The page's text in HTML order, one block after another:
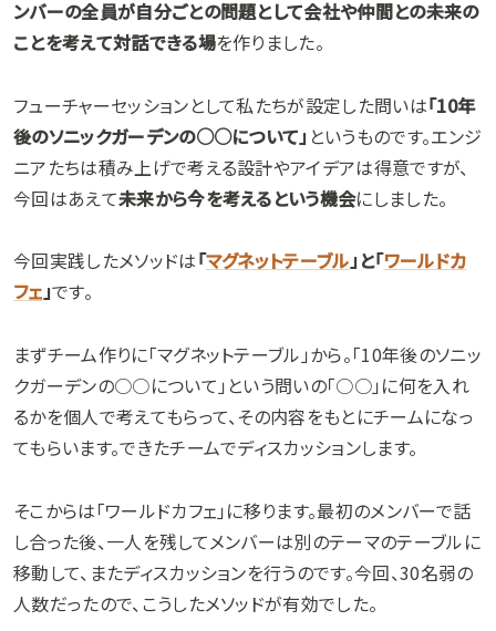
ンバーの全員が自分ごとの問題として会社や仲間との未来の
ことを考えて対話できる場を作りました。
フューチャーセッションとして私たちが設定した問いは「10年
後のソニックガーデンの○○について」 というものです。エンジ
ニアたちは積み上げで考える設計やアイデアは得意ですが、
今回はあえて未来から今を考えるという機会にしました。
今回実践したメソッドは「マグネットテーブル」と「ワールドカ
フェ」です。
まずチーム作りに「マグネットテーブル」から。「10年後のソニッ
クガーデンの○○について」という問いの「○○」に何を入れ
るかを個人で考えてもらって、その内容をもとにチームになっ
てもらいます。できたチームでディスカッションします。
そこからは「ワールドカフェ」に移ります。最初のメンバーで話
し合った後、一人を残してメンバーは別のテーマのテーブルに
移動して、またディスカッションを行うのです。今回、30名弱の
人数だったので、こうしたメソッドが有効でした。